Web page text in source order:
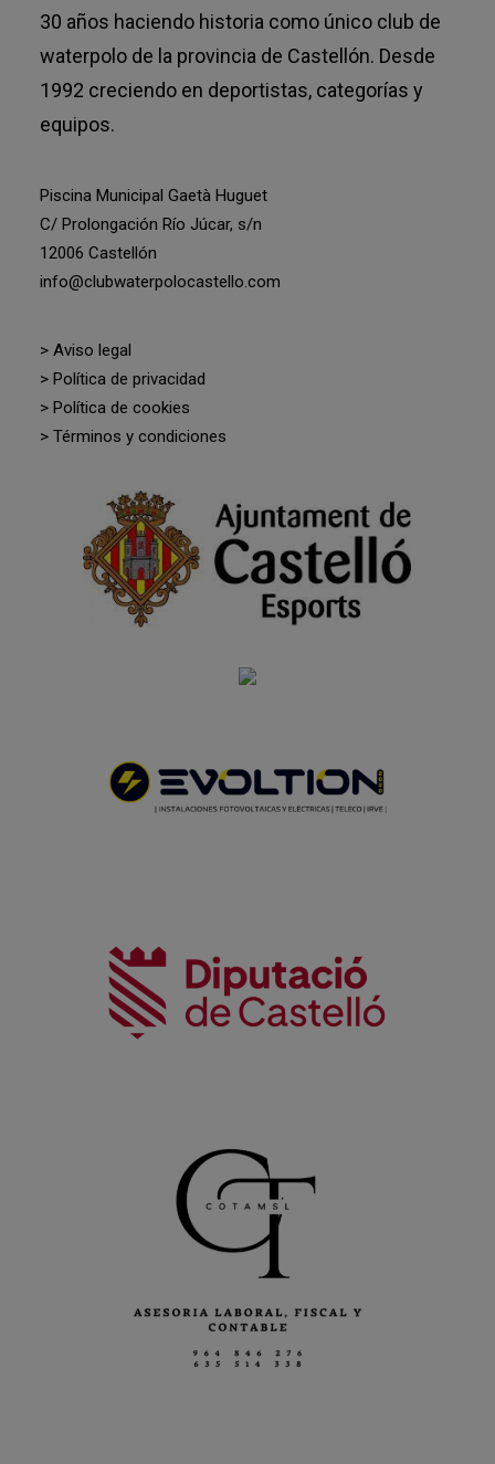
30 años haciendo historia como único club de
waterpolo de la provincia de Castellón. Desde
1992 creciendo en deportistas, categorías y
equipos.
Piscina Municipal Gaetà Huguet
C/ Prolongación Río Júcar, s/n
12006 Castellón
info@clubwaterpolocastello.com
> Aviso legal
> Política de privacidad
> Política de cookies
> Términos y condiciones